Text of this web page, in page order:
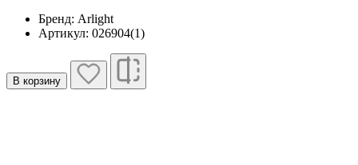
Бренд: Arlight
Артикул: 026904(1)
В корзину